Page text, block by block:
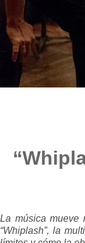
La música mueve
“Whiplash”, la